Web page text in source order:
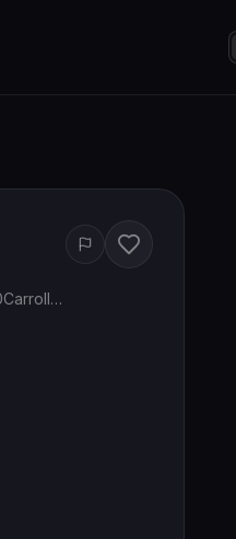
www.google.com/maps/search/?api=1&query=Haru%20Salon%20Korean%20Hair%20Carrollton%20TX